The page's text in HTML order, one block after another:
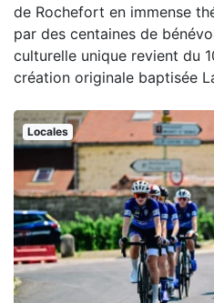
de Rochefort en immense
par des centaines de
culturelle unique revient du
création originale baptisée
Locales